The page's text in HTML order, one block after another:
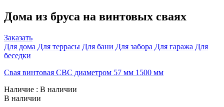
Дома из бруса на винтовых сваях
Заказать
Для дома Для террасы Для бани Для забора Для гаража Для
беседки
Свая винтовая СВС диаметром 57 мм 1500 мм
Наличие : В наличии
В наличии